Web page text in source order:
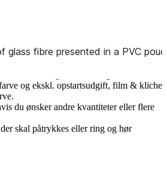
til alm. skærm str. - tryk på "ESC"
oven viste røgalarm katalog:
og ekskl. opstartsudgift, film & kliche
du ønsker andre kvantiteter eller flere
skal påtrykkes eller ring og hør